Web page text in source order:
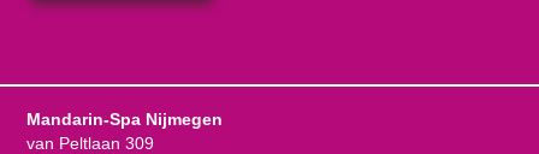
Mandarin-Spa Nijmegen
van Peltlaan 309